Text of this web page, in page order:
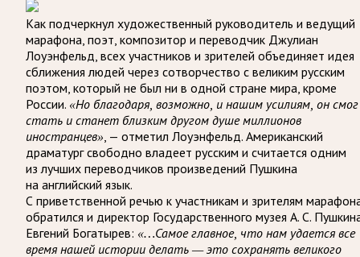
Как подчеркнул художественный руководитель и ведущий
марафона, поэт, композитор и переводчик Джулиан
Лоуэнфельд, всех участников и зрителей объединяет идея
сближения людей через сотворчество с великим русским
поэтом, который не был ни в одной стране мира, кроме
России. «Но благодаря, возможно, и нашим усилиям, он смог
стать и станет близким другом душе миллионов
иностранцев» , — отметил Лоуэнфельд. Американский
драматург свободно владеет русским и считается одним
из лучших переводчиков произведений Пушкина
на английский язык.
С приветственной речью к участникам и зрителям
обратился и директор Государственного музея А. С.
Евгений Богатырев: «…Самое главное, что нам удается все
время нашей истории делать — это сохранять великого